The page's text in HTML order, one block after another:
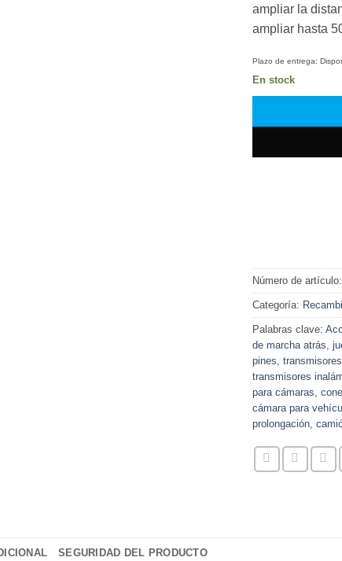
ampliar la
ampliar hasta
Plazo de entrega:
En stock
Número de artículo:
Categoría:
Palabras clave:
de marcha atrás,
pines,
transmisores
para cámaras,
cámara para
prolongación,
SEGURIDAD DEL PRODUCTO